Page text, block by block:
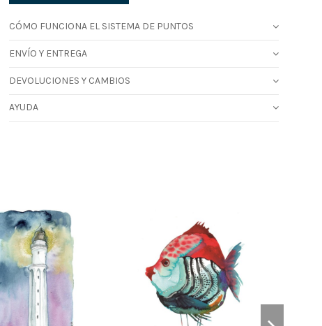
CÓMO FUNCIONA EL SISTEMA DE PUNTOS
ENVÍO Y ENTREGA
DEVOLUCIONES Y CAMBIOS
AYUDA